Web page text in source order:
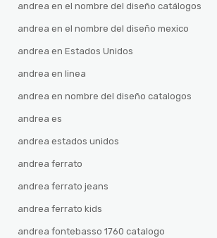
andrea en el nombre del diseño catálogos
andrea en el nombre del diseño mexico
andrea en Estados Unidos
andrea en linea
andrea en nombre del diseño catalogos
andrea es
andrea estados unidos
andrea ferrato
andrea ferrato jeans
andrea ferrato kids
andrea fontebasso 1760 catalogo